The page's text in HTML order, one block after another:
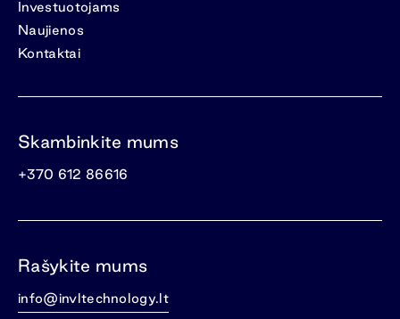
Investuotojams
Naujienos
Kontaktai
Skambinkite mums
+370 612 86616
Rašykite mums
info@invltechnology.lt